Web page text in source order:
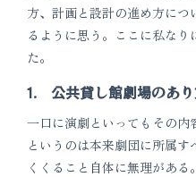
方、計画と設計の進め方に
るように思う。ここに私な
た。
1. 公共貸し館劇場のあ
一口に演劇といってもその
というのは本来劇団に所属
くくること自体に無理があ